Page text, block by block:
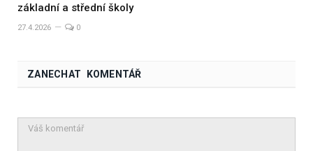
základní a střední školy
27.4.2026 0
ZANECHAT KOMENTÁŘ